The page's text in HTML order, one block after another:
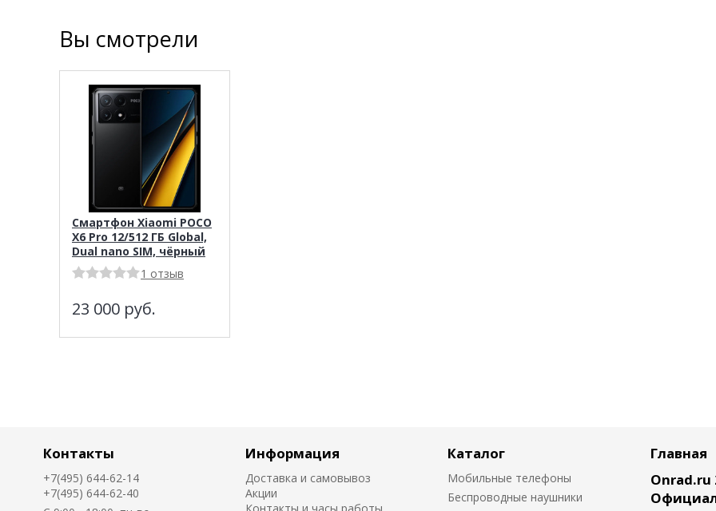
Вы смотрели
Смартфон Xiaomi POCO
X6 Pro 12/512 ГБ Global,
Dual nano SIM, чёрный
1 отзыв
23 000 руб.
Контакты
+7(495) 644-62-14
+7(495) 644-62-40
Информация
Доставка и самовывоз
Акции
Каталог
Мобильные телефоны
Беспроводные наушники
Главная
Onrad.ru